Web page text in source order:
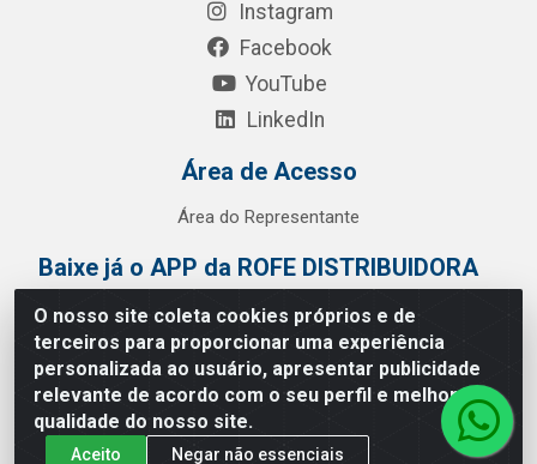
O nosso site coleta cookies próprios e de
terceiros para proporcionar uma experiência
personalizada ao usuário, apresentar publicidade
relevante de acordo com o seu perfil e melhorar a
qualidade do nosso site.
Aceito Negar não essenciais
Instagram
Facebook
YouTube
LinkedIn
Área de Acesso
Área do Representante
Baixe já o APP da ROFE DISTRIBUIDORA